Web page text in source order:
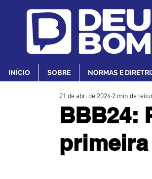
INÍCIO SOBRE NORMAS E
BBB24:
21 de abr. de 2024 2 min de